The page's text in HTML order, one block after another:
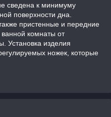
сведена к минимуму
поверхности дна.
пристенные и передние
комнаты от
Установка изделия
ножек, которые